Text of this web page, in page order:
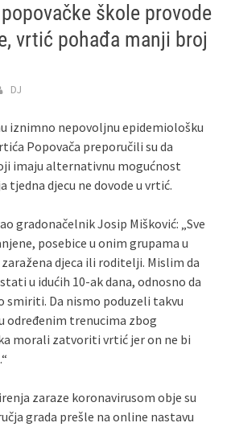
škole provode
vrtić pohađa manji broj
DJ
iznimno nepovoljnu epidemiološku
Popovača preporučili su da
imaju alternativnu mogućnost
tjedna djecu ne dovode u vrtić.
gradonačelnik Josip Mišković: „Sve
posebice u onim grupama u
djeca ili roditelji. Mislim da
u idućih 10-ak dana, odnosno da
smiriti. Da nismo poduzeli takvu
određenim trenucima zbog
morali zatvoriti vrtić jer on ne bi
zaraze koronavirusom obje su
grada prešle na online nastavu